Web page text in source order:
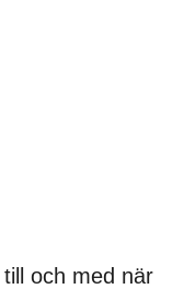
och med när